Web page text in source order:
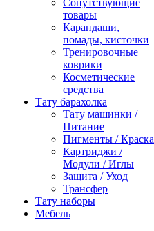
Сопутствующие
товары
Карандаши,
помады, кисточки
Тренировочные
коврики
Косметические
средства
Тату барахолка
Тату машинки /
Питание
Пигменты / Краска
Картриджи /
Модули / Иглы
Защита / Уход
Трансфер
Тату наборы
Мебель